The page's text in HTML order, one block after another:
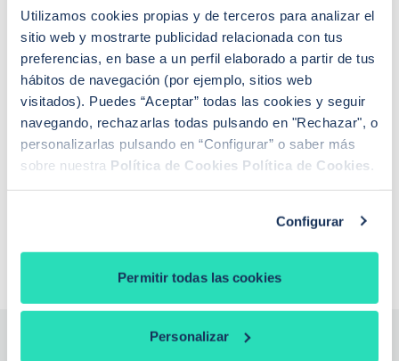
Utilizamos cookies propias y de terceros para analizar el
sitio web y mostrarte publicidad relacionada con tus
preferencias, en base a un perfil elaborado a partir de tus
hábitos de navegación (por ejemplo, sitios web
visitados). Puedes “Aceptar” todas las cookies y seguir
navegando, rechazarlas todas pulsando en "Rechazar", o
personalizarlas pulsando en “Configurar” o saber más
sobre nuestra Política de Cookies Política de Cookies
Configurar
Permitir todas las cookies
Personalizar
PREGUNTAS FRECUENTES
¿Cómo funciona iAhorro?
¿Dónde puedo contactar con iAhorro?
¿Se puede tener dos hipotecas?
¿Se puede cambiar de banco teniendo una
hipoteca?
Si baja el euríbor, ¿baja la hipoteca?
¿Qué es la extinción de condominio con